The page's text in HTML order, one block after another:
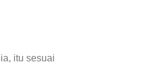
itu sesuai